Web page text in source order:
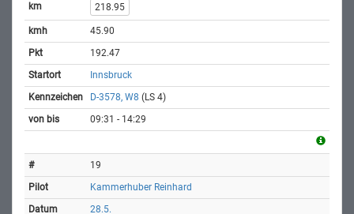
218.95
45.90
192.47
Innsbruck
D-3578, W8 (LS 4)
09:31 - 14:29
19
Kammerhuber Reinhard
28.5.